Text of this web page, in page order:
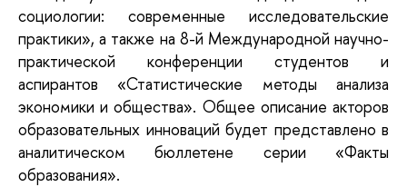
социологии: современные исследовательские
практики», а также на 8-й Международной научно-
практической конференции студентов и
аспирантов «Статистические методы анализа
экономики и общества». Общее описание акторов
образовательных инноваций будет представлено в
аналитическом бюллетене серии «Факты
образования».